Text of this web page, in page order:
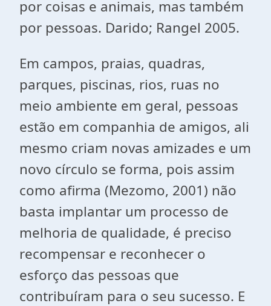
por coisas e animais, mas também
por pessoas. Darido; Rangel 2005.
Em campos, praias, quadras,
parques, piscinas, rios, ruas no
meio ambiente em geral, pessoas
estão em companhia de amigos, ali
mesmo criam novas amizades e um
novo círculo se forma, pois assim
como afirma (Mezomo, 2001) não
basta implantar um processo de
melhoria de qualidade, é preciso
recompensar e reconhecer o
esforço das pessoas que
contribuíram para o seu sucesso. E